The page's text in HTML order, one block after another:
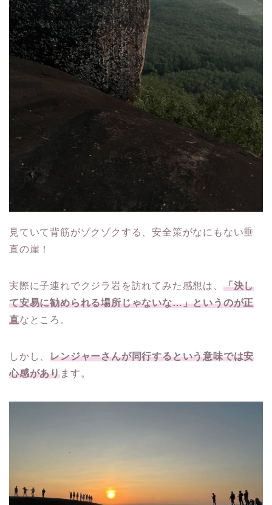
見ていて背筋がゾクゾクする、安全策がなにもない垂
直の崖！
実際に子連れでクジラ岩を訪れてみた感想は、 「決し
て安易に勧められる場所じゃないな…」というのが正
直なところ。
しかし、レンジャーさんが同行するという意味では安
心感があります。